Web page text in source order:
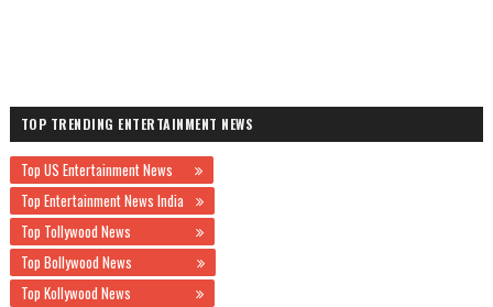
TOP TRENDING ENTERTAINMENT NEWS
Top US Entertainment News
Top Entertainment News India
Top Tollywood News
Top Bollywood News
Top Kollywood News